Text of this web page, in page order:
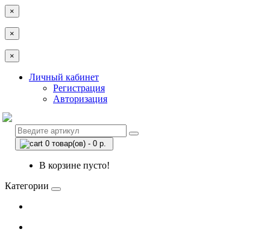
×
×
×
Личный кабинет
Регистрация
Авторизация
0 товар(ов) - 0 р.
В корзине пусто!
Категории